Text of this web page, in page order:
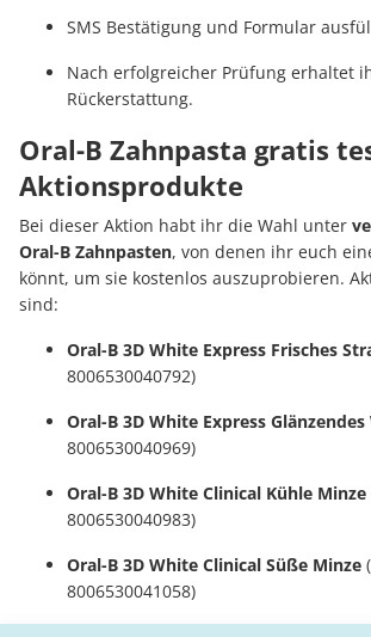
SMS Bestätigung und Formular
Nach erfolgreicher Prüfung erhaltet
Rückerstattung.
Oral-B Zahnpasta gratis
Aktionsprodukte
Bei dieser Aktion habt ihr die Wahl unter
Oral-B Zahnpasten, von denen ihr euch
könnt, um sie kostenlos auszuprobieren.
sind:
Oral-B 3D White Express Frisches
8006530040792)
Oral-B 3D White Express Glänzendes
8006530040969)
Oral-B 3D White Clinical Kühle Minze
8006530040983)
Oral-B 3D White Clinical Süße Minze
8006530041058)